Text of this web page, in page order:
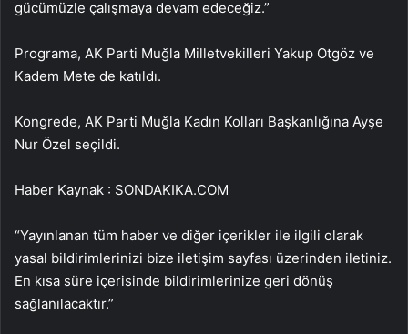
gücümüzle çalışmaya devam edeceğiz.”
Programa, AK Parti Muğla Milletvekilleri Yakup Otgöz ve
Kadem Mete de katıldı.
Kongrede, AK Parti Muğla Kadın Kolları Başkanlığına Ayşe
Nur Özel seçildi.
Haber Kaynak : SONDAKIKA.COM
“Yayınlanan tüm haber ve diğer içerikler ile ilgili olarak
yasal bildirimlerinizi bize iletişim sayfası üzerinden iletiniz.
En kısa süre içerisinde bildirimlerinize geri dönüş
sağlanılacaktır.”